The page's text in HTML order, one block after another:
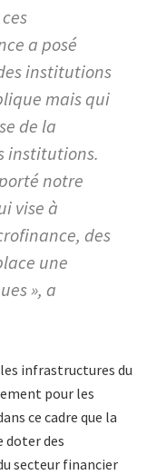
a posé
institutions
mais qui
de la
institutions.
notre
vise à
des
une
», a
infrastructures du
pour les
ce cadre que la
doter des
secteur financier